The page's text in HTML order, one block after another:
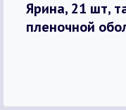
Ярина, 21 шт,
пленочной